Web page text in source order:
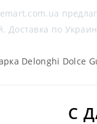
Доставка по
Delonghi Dolce
С